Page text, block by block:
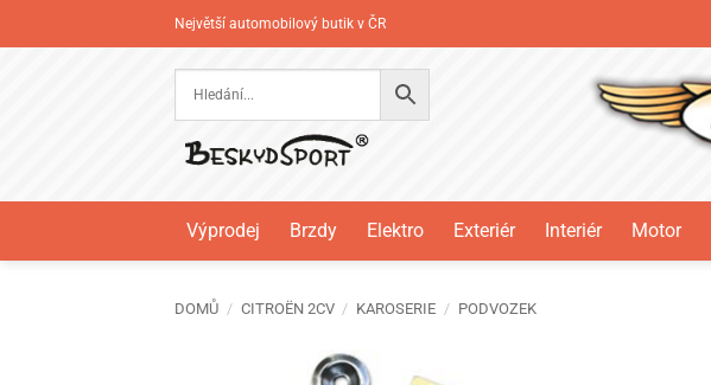
na
Největší automobilový butik v ČR
Výprodej Brzdy Elektro Exteriér Interiér Motor
DOMŮ / CITROËN 2CV / KAROSERIE / PODVOZEK